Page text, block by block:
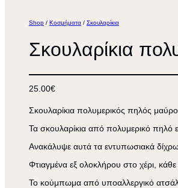
Shop / Κοσμήματα / Σκουλαρίκια
Σκουλαρίκια
25.00€
Σκουλαρίκια πολυμερικός πηλός
Τα σκουλαρίκια από πολυμερικό πηλό
Ανακάλυψε αυτά τα εντυπωσιακά
Φτιαγμένα εξ ολοκλήρου στο χέρι, κάθε
Το κούμπωμα από υποαλλεργικό